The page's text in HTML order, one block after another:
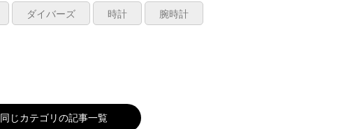
ダイバーズ 時計 腕時計
同じカテゴリの記事一覧